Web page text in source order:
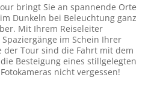
bringt Sie an spannende Orte
Dunkeln bei Beleuchtung ganz
Mit Ihrem Reiseleiter
im Schein Ihrer
der Tour sind die Fahrt mit dem
Besteigung eines stillgelegten
nicht vergessen!